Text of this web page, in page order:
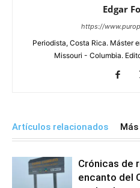
Edgar
https://
Periodista, Costa Rica. Máster
Missouri - Columbia.
Artículos relacionados
Crónicas de
encanto del